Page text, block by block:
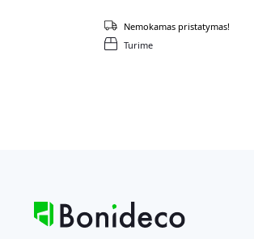
Turime
Nemokamas pristatymas!